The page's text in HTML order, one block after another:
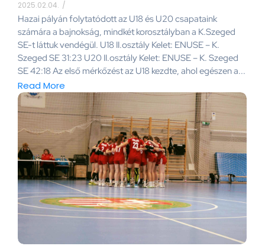
2025.02.04. /
Hazai pályán folytatódott az U18 és U20 csapataink
számára a bajnokság, mindkét korosztályban a K.Szeged
SE-t láttuk vendégül. U18 II.osztály Kelet: ENUSE – K.
Szeged SE 31:23 U20 II.osztály Kelet: ENUSE – K. Szeged
SE 42:18 Az első mérkőzést az U18 kezdte, ahol egészen a...
Read More